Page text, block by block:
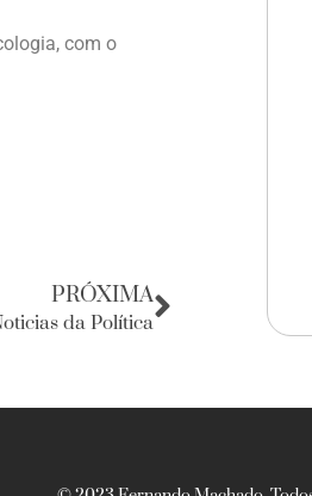
com o
PRÓXIMA
da Política